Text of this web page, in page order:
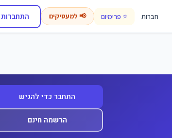
חברות ⭐ פרימיום 📢 למעסיקים התחברות
התחבר כדי להגיש
הרשמה חינם